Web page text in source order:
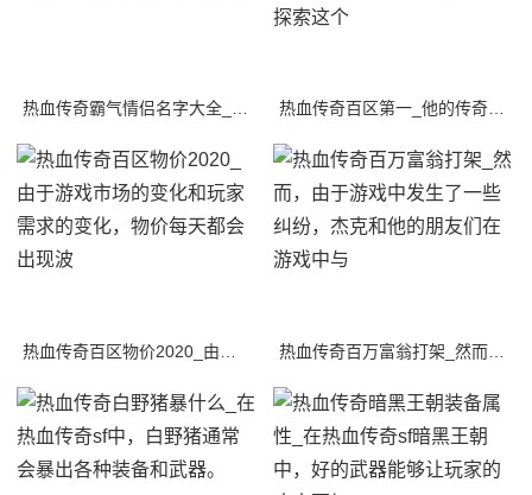
热血传奇霸气情侣名字大全_1.倾城·恶魔：这是一个非常流行的名字，其中“倾城”表 热血传奇百区第一_他的传奇故事充满了冒险和挑战，让我们跟随他的足迹，一起探索这个